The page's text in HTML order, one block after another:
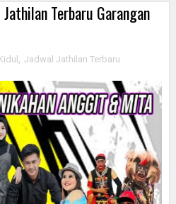
Terbaru Garangan
Jadwal Jathilan Terbaru